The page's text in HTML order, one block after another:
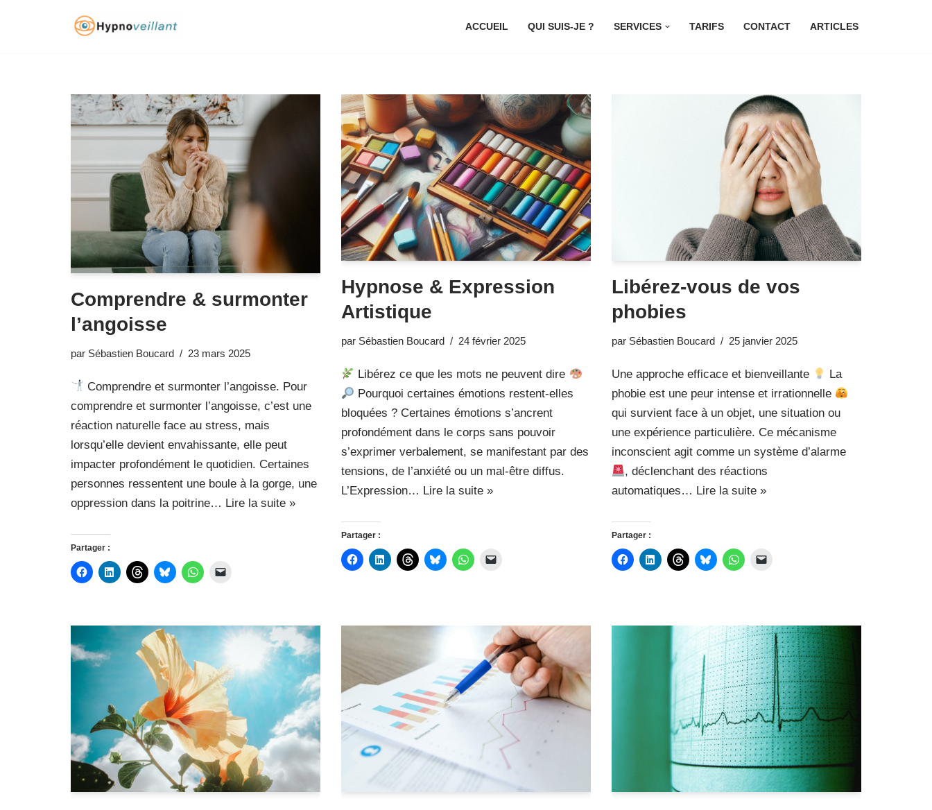
ACCUEIL QUI SUIS-JE ? SERVICES TARIFS CONTACT ARTICLES
Comprendre & surmonter
l’angoisse
par Sébastien Boucard 23 mars 2025
Comprendre et surmonter l’angoisse. Pour
comprendre et surmonter l’angoisse, c’est une
réaction naturelle face au stress, mais
lorsqu’elle devient envahissante, elle peut
impacter profondément le quotidien. Certaines
personnes ressentent une boule à la gorge, une
oppression dans la poitrine… Lire la suite »
Partager :
Hypnose & Expression
Artistique
par Sébastien Boucard 24 février 2025
Libérez ce que les mots ne peuvent dire
Pourquoi certaines émotions restent-elles
bloquées ? Certaines émotions s’ancrent
profondément dans le corps sans pouvoir
s’exprimer verbalement, se manifestant par des
tensions, de l’anxiété ou un mal-être diffus.
L’Expression… Lire la suite »
Partager :
Libérez-vous de vos
phobies
par Sébastien Boucard 25 janvier 2025
Une approche efficace et bienveillante
La
phobie est une peur intense et irrationnelle
qui survient face à un objet, une situation ou
une expérience particulière. Ce mécanisme
inconscient agit comme un système d’alarme
, déclenchant des réactions
automatiques… Lire la suite »
Partager :